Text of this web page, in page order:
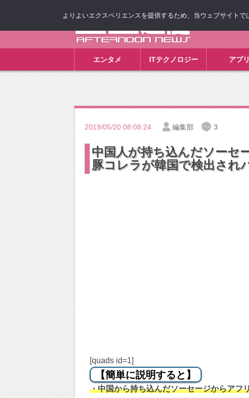
エンタメ ITテクノロジー アプリ
2019/05/20 08:08:24 編集部 3
中国人が持ち込んだソーセ
豚コレラが韓国で検出され
[quads id=1]
【簡単に説明すると】
・中国から持ち込んだソーセージからアフ
よりよいエクスペリエンスを提供するため、当ウェブサイト